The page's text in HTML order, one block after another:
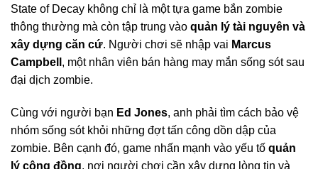
State of Decay không chỉ là một tựa game bắn zombie
thông thường mà còn tập trung vào quản lý tài nguyên và
xây dựng căn cứ. Người chơi sẽ nhập vai Marcus
Campbell , một nhân viên bán hàng may mắn sống sót sau
đại dịch zombie.
Cùng với người bạn Ed Jones, anh phải tìm cách bảo vệ
nhóm sống sót khỏi những đợt tấn công dồn dập của
zombie. Bên cạnh đó, game nhấn mạnh vào yếu tố quản
lý cộng đồng, nơi người chơi cần xây dựng lòng tin và